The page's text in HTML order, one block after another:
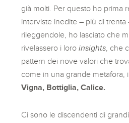
già molti. Per questo ho prima
interviste inedite – più di trenta
rileggendole, ho lasciato che
rivelassero i loroinsights , che
pattern dei nove valori che
come in una grande metafora,
Vigna, Bottiglia, Calice.
Ci sono le discendenti di